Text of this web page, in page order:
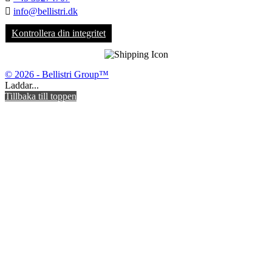
 info@bellistri.dk
Kontrollera din integritet
© 2026 - Bellistri Group™
Laddar...
Tillbaka till toppen